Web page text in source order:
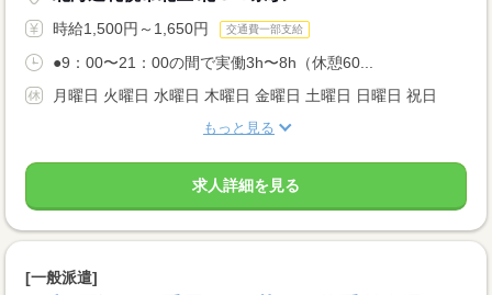
時給1,500円～1,650円 交通費一部支給
●9：00〜21：00の間で実働3h〜8h（休憩60...
月曜日 火曜日 水曜日 木曜日 金曜日 土曜日 日曜日 祝日
もっと見る
求人詳細を見る
[一般派遣]